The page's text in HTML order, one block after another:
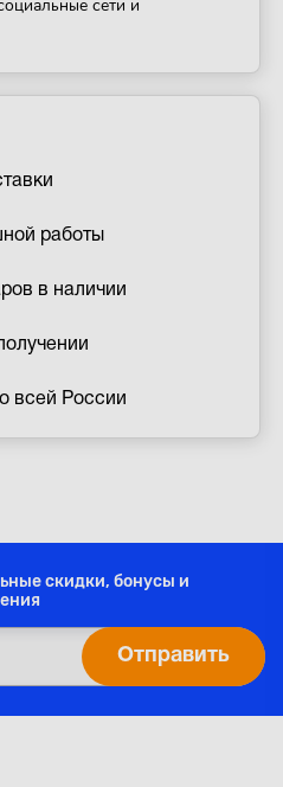
сети и
работы
в наличии
всей России
скидки, бонусы и